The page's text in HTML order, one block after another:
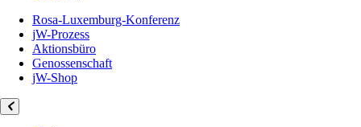
Rosa-Luxemburg-Konferenz
jW-Prozess
Aktionsbüro
Genossenschaft
jW-Shop